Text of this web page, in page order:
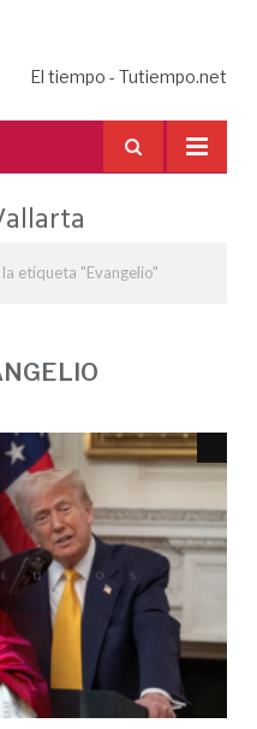
El tiempo - Tutiempo.net
etiqueta "Evangelio"